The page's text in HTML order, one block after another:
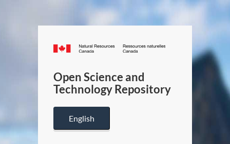
Canada.ca
/
Canada
Open Science and
Technology Repository
English